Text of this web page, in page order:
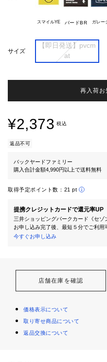
スマイルYE バードBR ガレー
サイズ
【即日発送】pvcm
再入荷
¥2,373 税込
返品不可
バックヤードファミリー
購入合計金額4,990円以上で送料無料
取得予定ポイント数： 21 pt
提携クレジットカードで還元率UP
三井ショッピングパークカード《セゾ
お申し込み完了後、最短５分でご利用
今すぐお申し込み
店舗在庫を確認
価格表示について
取り寄せ商品について
返品交換について